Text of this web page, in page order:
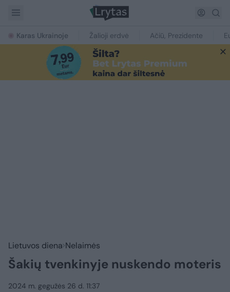
Karas Ukrainoje Žalioji erdvė Ačiū, Prezidente
Lietuvos diena Nelaimės
Šakių tvenkinyje nuskendo moteris
2024 m. gegužės 26 d. 11:37